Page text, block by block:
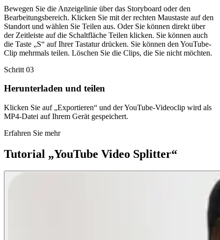
Bewegen Sie die Anzeigelinie über das Storyboard oder den
Bearbeitungsbereich. Klicken Sie mit der rechten Maustaste auf den
Standort und wählen Sie Teilen aus. Oder Sie können direkt über
der Zeitleiste auf die Schaltfläche Teilen klicken. Sie können auch
die Taste „S“ auf Ihrer Tastatur drücken. Sie können den YouTube-
Clip mehrmals teilen. Löschen Sie die Clips, die Sie nicht möchten.
Schritt 03
Herunterladen und teilen
Klicken Sie auf „Exportieren“ und der YouTube-Videoclip wird als
MP4-Datei auf Ihrem Gerät gespeichert.
Erfahren Sie mehr
Tutorial „YouTube Video Splitter“